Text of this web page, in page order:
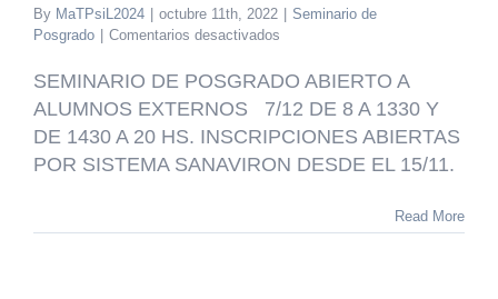
By MaTPsiL2024 octubre 11th, 2022
Seminario de
Posgrado
Comentarios desactivados
DE
POSGRADO:
EPISTEMOLOGIA
DEL
PSICOANALISIS
SEMINARIO DE POSGRADO ABIERTO A
ALUMNOS EXTERNOS 7/12 DE 8 A 1330 Y
DE 1430 A 20 HS. INSCRIPCIONES ABIERTAS
POR SISTEMA SANAVIRON DESDE EL 15/11.
Read More